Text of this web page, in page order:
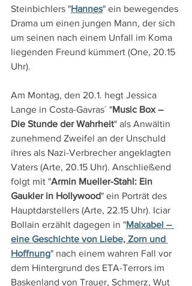
Steinbichlers "Hannes" ein bewegendes
Drama um einen jungen Mann, der sich
um seinen nach einem Unfall im Koma
liegenden Freund kümmert (One, 20.15
Uhr).
Am Montag, den 20.1. hegt Jessica
Lange in Costa-Gavras´ "Music Box –
Die Stunde der Wahrheit" als Anwältin
zunehmend Zweifel an der Unschuld
ihres als Nazi-Verbrecher angeklagten
Vaters (Arte, 20.15 Uhr). Anschließend
folgt mit "Armin Mueller-Stahl: Ein
Gaukler in Hollywood" ein Porträt des
Hauptdarstellers (Arte, 22.15 Uhr). Iciar
Bollain erzählt dagegen in "Maixabel –
eine Geschichte von Liebe, Zorn und
Hoffnung" nach einem wahren Fall vor
dem Hintergrund des ETA-Terrors im
Baskenland von Trauer, Schmerz, Wut